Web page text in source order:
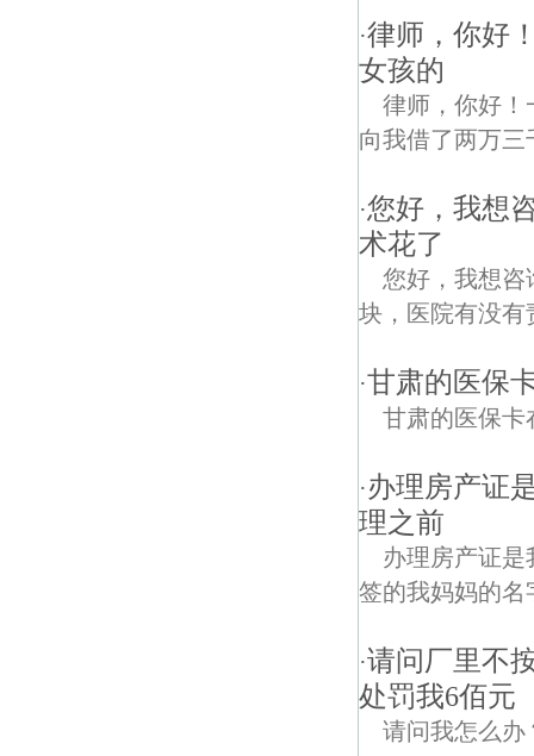
·律师，你好
女孩的
律师，你好！
向我借了两万
·您好，我想
术花了
您好，我想咨
块，医院有没有
·甘肃的医保
甘肃的医保卡
·办理房产证
理之前
办理房产证
签的我妈妈的名
·请问厂里不
处罚我6佰元
请问我怎么办